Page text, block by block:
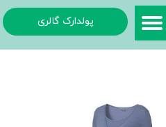
پولدارک گالری